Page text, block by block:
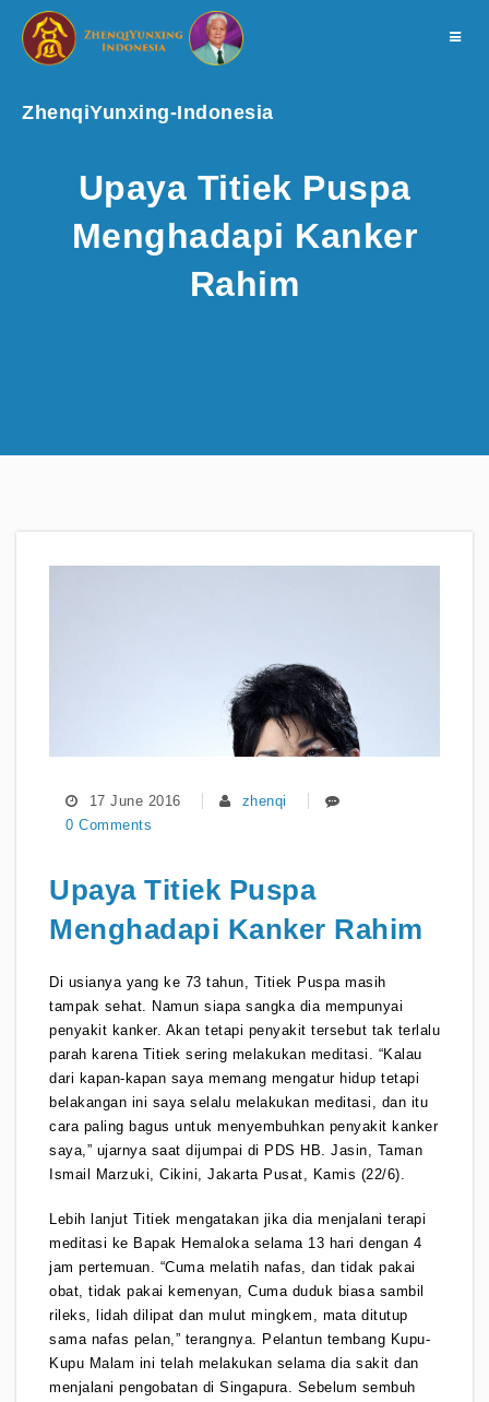
ZhenqiYunxing-Indonesia
Toggle
Upaya Titiek Puspa
Menghadapi Kanker
Rahim
17 June 2016
zhenqi
0 Comments
Upaya Titiek Puspa
Menghadapi Kanker Rahim
Di usianya yang ke 73 tahun, Titiek Puspa masih
tampak sehat. Namun siapa sangka dia mempunyai
penyakit kanker. Akan tetapi penyakit tersebut tak terlalu
parah karena Titiek sering melakukan meditasi. “Kalau
dari kapan-kapan saya memang mengatur hidup tetapi
belakangan ini saya selalu melakukan meditasi, dan itu
cara paling bagus untuk menyembuhkan penyakit kanker
saya,” ujarnya saat dijumpai di PDS HB. Jasin, Taman
Ismail Marzuki, Cikini, Jakarta Pusat, Kamis (22/6).
Lebih lanjut Titiek mengatakan jika dia menjalani terapi
meditasi ke Bapak Hemaloka selama 13 hari dengan 4
jam pertemuan. “Cuma melatih nafas, dan tidak pakai
obat, tidak pakai kemenyan, Cuma duduk biasa sambil
rileks, lidah dilipat dan mulut mingkem, mata ditutup
sama nafas pelan,” terangnya. Pelantun tembang Kupu-
Kupu Malam ini telah melakukan selama dia sakit dan
menjalani pengobatan di Singapura. Sebelum sembuh